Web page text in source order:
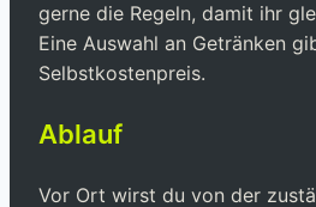
gerne die Regeln, damit ihr
Eine Auswahl an Getränken
Selbstkostenpreis.
Ablauf
Vor Ort wirst du von der